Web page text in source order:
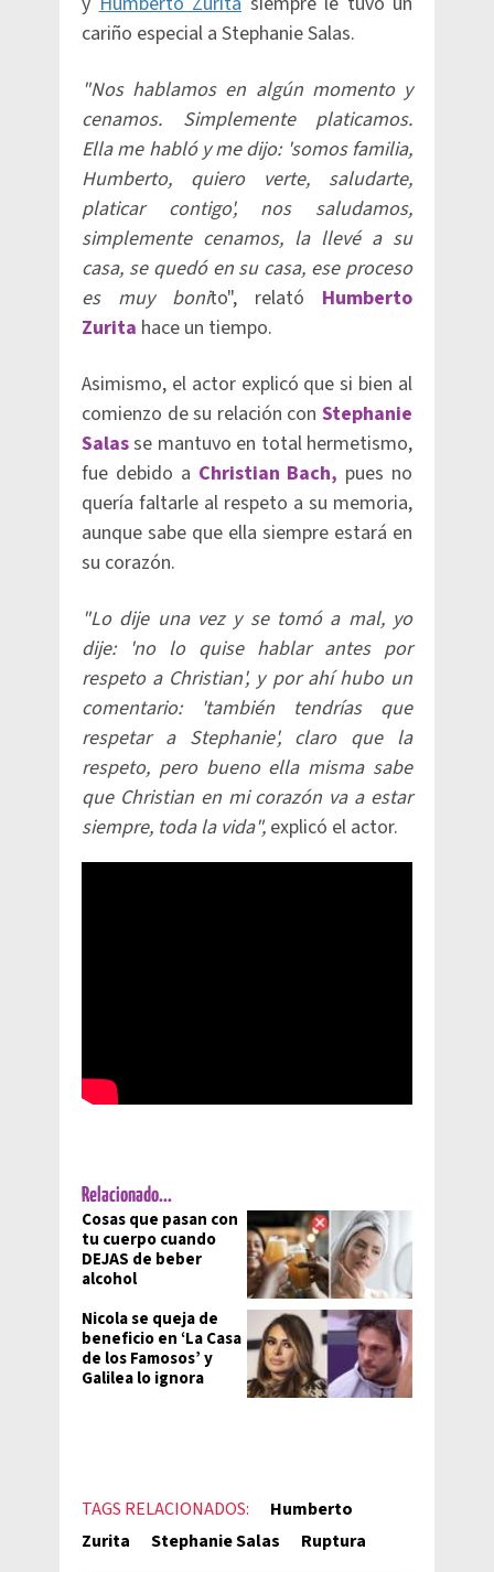
cariño especial a Stephanie Salas.
"Nos hablamos en algún momento y
cenamos. Simplemente platicamos.
Ella me habló y me dijo: 'somos familia,
Humberto, quiero verte, saludarte,
platicar contigo', nos saludamos,
simplemente cenamos, la llevé a su
casa, se quedó en su casa, ese proceso
es muy bonito", relató Humberto
Zurita hace un tiempo.
Asimismo, el actor explicó que si bien al
comienzo de su relación con Stephanie
Salasse mantuvo en total hermetismo,
fue debido a Christian Bach, pues no
quería faltarle al respeto a su memoria,
aunque sabe que ella siempre estará en
su corazón.
"Lo dije una vez y se tomó a mal, yo
dije: 'no lo quise hablar antes por
respeto a Christian', y por ahí hubo un
comentario: 'también tendrías que
respetar a Stephanie', claro que la
respeto, pero bueno ella misma sabe
que Christian en mi corazón va a estar
siempre, toda la vida", explicó el actor.
Relacionado...
Cosas que pasan con
tu cuerpo cuando
DEJAS de beber
alcohol
Nicola se queja de
beneficio en ‘La Casa
de los Famosos’ y
Galilea lo ignora
TAGS RELACIONADOS:
Humberto
Zurita
Stephanie Salas Ruptura